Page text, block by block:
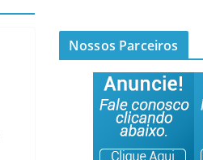
Nossos Parceiros